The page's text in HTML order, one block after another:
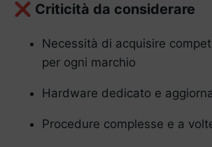
❌ Criticità da considerare
Necessità di acquisire
per ogni marchio
Hardware dedicato e
Procedure complesse e a